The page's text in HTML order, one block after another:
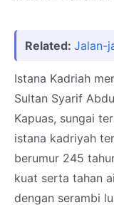
Related: Jalan-
Istana Kadriah
Sultan Syarif
Kapuas, sungai
istana kadriyah
berumur 245
kuat serta tahan
dengan serambi